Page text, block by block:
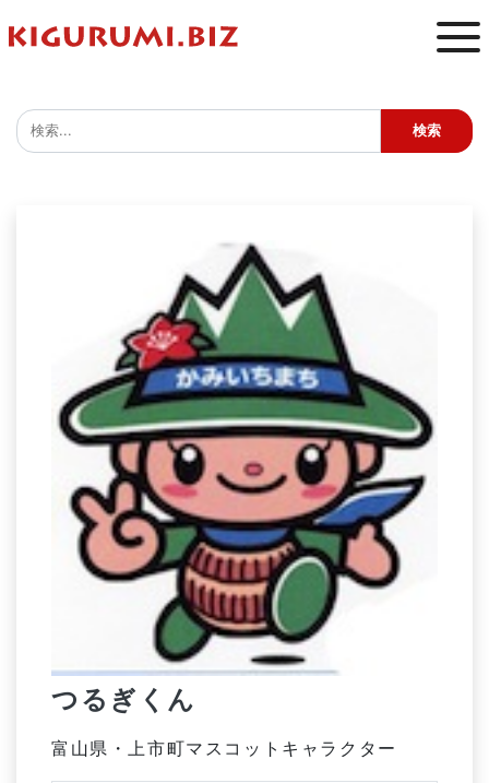
つるぎくん
富山県・上市町マスコットキャラクター